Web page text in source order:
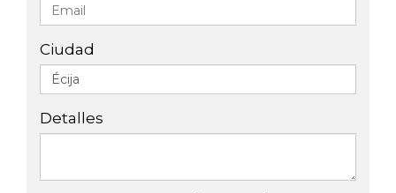
Ciudad
Detalles